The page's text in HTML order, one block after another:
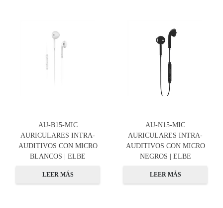
AU-B15-MIC
AURICULARES INTRA-
AUDITIVOS CON MICRO
BLANCOS | ELBE
LEER MÁS
AU-N15-MIC
AURICULARES INTRA-
AUDITIVOS CON MICRO
NEGROS | ELBE
LEER MÁS